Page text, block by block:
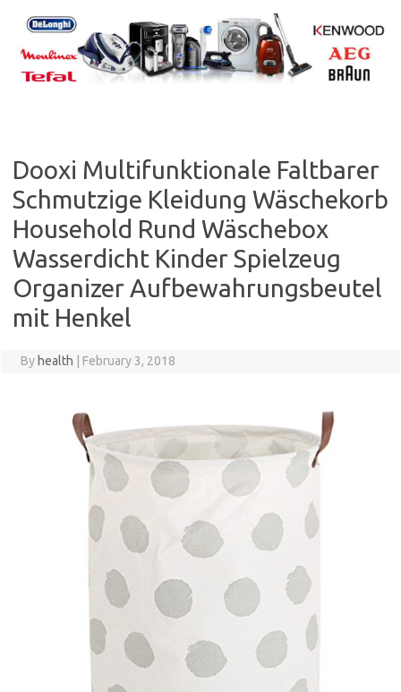
content
Dooxi Multifunktionale Faltbarer
Schmutzige Kleidung Wäschekorb
Household Rund Wäschebox
Wasserdicht Kinder Spielzeug
Organizer Aufbewahrungsbeutel
mit Henkel
By health February 3, 2018